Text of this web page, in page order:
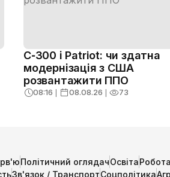
С‑300 і Patriot: чи здатна
модернізація з США
розвантажити ППО
08:16 ❘ 08.08.26 ❘ 73
Політичний оглядачОсвітаРобота
Зв'язок / ТранспортСоцполітика